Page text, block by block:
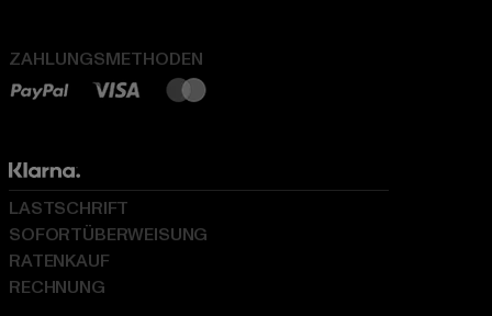
ZAHLUNGSMETHODEN
LASTSCHRIFT
SOFORTÜBERWEISUNG
RATENKAUF
RECHNUNG